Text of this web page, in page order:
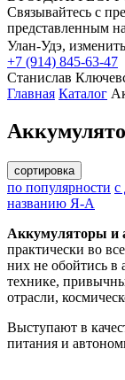
Связывайтесь с
представленным
Улан-Удэ, изменить
+7 (914) 845-63-47
Станислав
Главная Каталог
сортировка
по популярности с
названию Я-А
Аккумуляторы и
практически во
них не обойтись в
технике,
отрасли,
Выступают в
питания и